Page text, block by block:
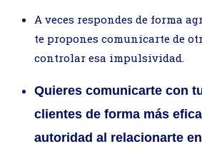
A veces respondes de forma
te propones comunicarte de
controlar esa impulsividad.
Quieres comunicarte con
clientes de forma más
autoridad al relacionarte